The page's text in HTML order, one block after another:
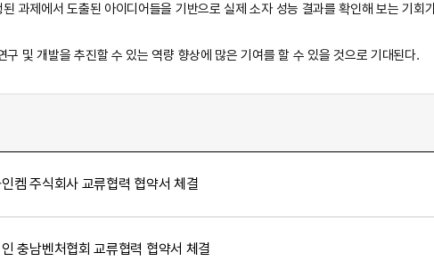
과제에서 도출된 아이디어들을 기반으로 실제 소자 성능 결과를 확인해 보는 기회
및 개발을 추진할 수 있는 역량 향상에 많은 기여를 할 수 있을 것으로 기대된다.
켐 주식회사 교류협력 협약서 체결
충남벤처협회 교류협력 협약서 체결